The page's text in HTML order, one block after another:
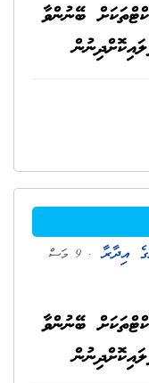
ބޭނުންވާ
އިދާރާ
. 9 މަސް
ބޭނުންވާ